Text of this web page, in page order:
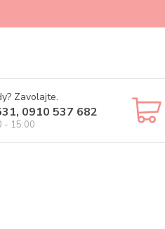
Zavolajte.
0910 537 682
- 15:00